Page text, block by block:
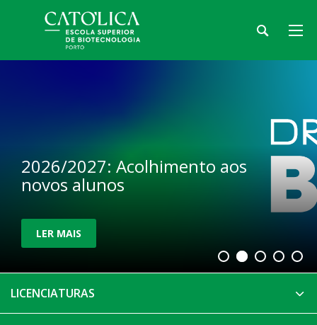
2026/2027: Acolhimento aos
novos alunos
LER MAIS
LICENCIATURAS